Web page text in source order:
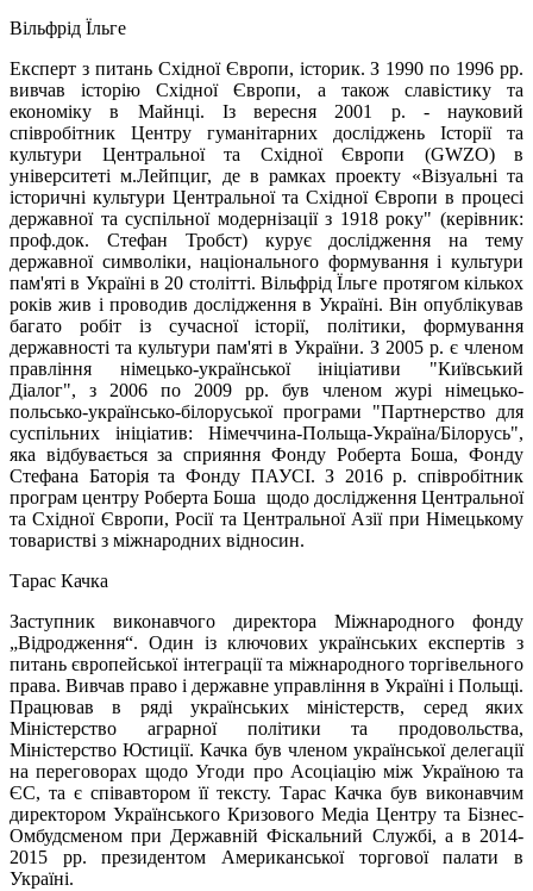
Вільфрід Їльге
Експерт з питань Східної Європи, історик. З 1990 по 1996 рр.
вивчав історію Східної Європи, а також славістику та
економіку в Майнці. Із вересня 2001 р. - науковий
співробітник Центру гуманітарних досліджень Історії та
культури Центральної та Східної Європи (GWZO) в
університеті м.Лейпциг, де в рамках проекту «Візуальні та
історичні культури Центральної та Східної Європи в процесі
державної та суспільної модернізації з 1918 року" (керівник:
проф.док. Стефан Тробст) курує дослідження на тему
державної символіки, національного формування і культури
пам'яті в Україні в 20 столітті. Вільфрід Їльге протягом кількох
років жив і проводив дослідження в Україні. Він опублікував
багато робіт із сучасної історії, політики, формування
державності та культури пам'яті в України. З 2005 р. є членом
правління німецько-української ініціативи "Київський
Діалог", з 2006 по 2009 рр. був членом журі німецько-
польсько-українсько-білоруської програми "Партнерство для
суспільних ініціатив: Німеччина-Польща-Україна/Білорусь",
яка відбувається за сприяння Фонду Роберта Боша, Фонду
Стефана Баторія та Фонду ПАУСІ. З 2016 р. співробітник
програм центру Роберта Боша щодо дослідження Центральної
та Східної Європи, Росії та Центральної Азії при Німецькому
товаристві з міжнародних відносин.
Тарас Качка
Заступник виконавчого директора Міжнародного фонду
„Відродження“. Один із ключових українських експертів з
питань європейської інтеграції та міжнародного торгівельного
права. Вивчав право і державне управління в Україні і Польщі.
Працював в ряді українських міністерств, серед яких
Міністерство аграрної політики та продовольства,
Міністерство Юстиції. Качка був членом української делегації
на переговорах щодо Угоди про Асоціацію між Україною та
ЄС, та є співавтором її тексту. Тарас Качка був виконавчим
директором Українського Кризового Медіа Центру та Бізнес-
Омбудсменом при Державній Фіскальний Службі, а в 2014-
2015 рр. президентом Американської торгової палати в
Україні.